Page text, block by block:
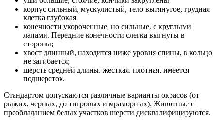
корпус сильный, мускулистый, тело вытянутое, грудная
клетка глубокая;
конечности укороченные, но сильные, с круглыми
лапами. Передние конечности слегка выгнуты в
стороны;
хвост длинный, находится ниже уровня спины, в кольцо
не загибается;
шерсть средней длины, жесткая, плотная, имеется
подшерсток.
Стандартом допускаются различные варианты окрасов (от
рыжих, черных, до тигровых и мраморных). Животные с
преобладанием белых участков шерсти дисквалифицируются.